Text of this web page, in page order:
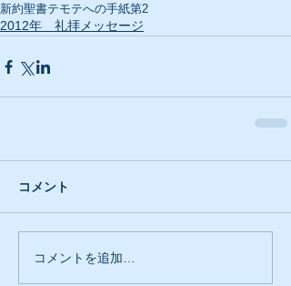
新約聖書テモテへの手紙第2
2012年 礼拝メッセージ
コメント
コメントを追加…